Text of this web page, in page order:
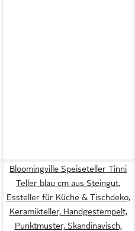
Bloomingville Speiseteller Tinni
Teller blau cm aus Steingut,
Essteller für Küche & Tischdeko,
Keramikteller, Handgestempelt,
Punktmuster, Skandinavisch,